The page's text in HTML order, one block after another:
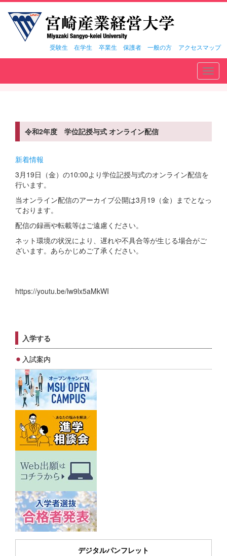
受験生 在学生 卒業生 保護者 一般の方 アクセスマップ
入学する
入試案内
デジタルパンフレット
令和2年度 学位記授与式 オンライン配信
新着情報
3月19日（金）の10:00より学位記授与式のオンライン配信を
行います。
当オンライン配信のアーカイブ公開は3月19（金）までとなっ
ております。
配信の録画や転載等はご遠慮ください。
ネット環境の状況により、遅れや不具合等が生じる場合がご
ざいます。あらかじめご了承ください。
https://youtu.be/lw9lx5aMkWI